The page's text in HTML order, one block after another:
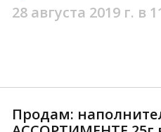
28 августа 2019 г. в
Продам: